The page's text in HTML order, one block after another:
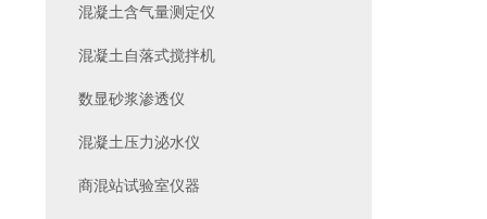
混凝土含气量测定仪
混凝土自落式搅拌机
数显砂浆渗透仪
混凝土压力泌水仪
商混站试验室仪器